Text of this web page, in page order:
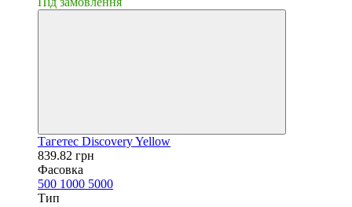
Тагетес Discovery Yellow
839.82 грн
Фасовка
500 1000 5000
Тип